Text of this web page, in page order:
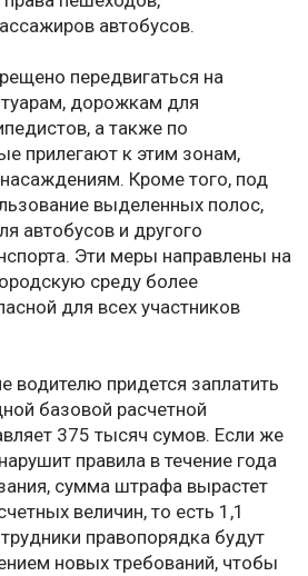
автобусов.
передвигаться на
дорожкам для
а также по
прилегают к этим зонам,
Кроме того, под
выделенных полос,
автобусов и другого
Эти меры направлены на
среду более
для всех участников
водителю придется заплатить
базовой расчетной
375 тысяч сумов. Если же
правила в течение года
сумма штрафа вырастет
величин, то есть 1,1
правопорядка будут
новых требований, чтобы